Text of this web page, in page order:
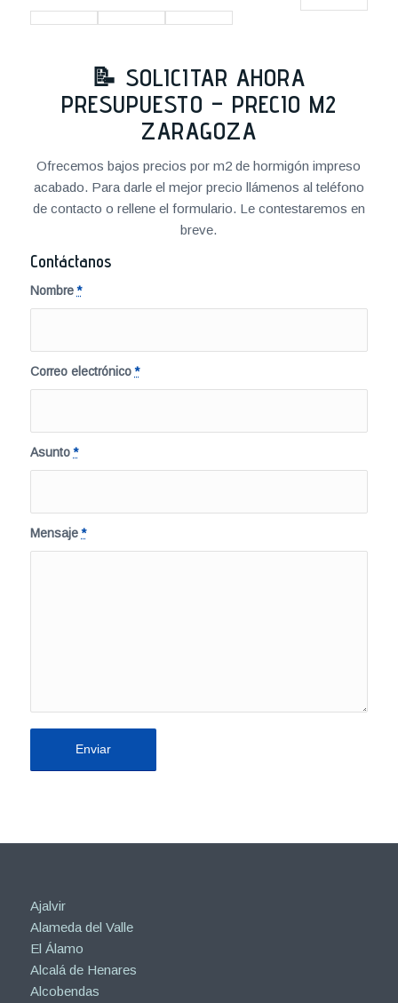
📝 SOLICITAR AHORA
PRESUPUESTO – PRECIO M2
ZARAGOZA
Ofrecemos bajos precios por m2 de hormigón impreso
acabado. Para darle el mejor precio llámenos al teléfono
de contacto o rellene el formulario. Le contestaremos en
breve.
Contáctanos
Nombre*
Correo electrónico*
Asunto*
Mensaje*
Ajalvir
Alameda del Valle
El Álamo
Alcalá de Henares
Alcobendas